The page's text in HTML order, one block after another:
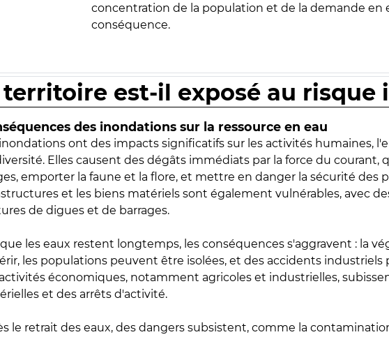
concentration de la population et de la demande en
conséquence.
est-il exposé au risque
des inondations sur la ressource en eau
ont des impacts significatifs sur les activités humaines,
Elles causent des dégâts immédiats par la force du courant,
emporter la faune et la flore, et mettre en danger la sécurité des
et les biens matériels sont également vulnérables, avec
de digues et de barrages.
les eaux restent longtemps, les conséquences s'aggravent : la
les populations peuvent être isolées, et des accidents industriels
économiques, notamment agricoles et industrielles,
et des arrêts d'activité.
le retrait des eaux, des dangers subsistent, comme la